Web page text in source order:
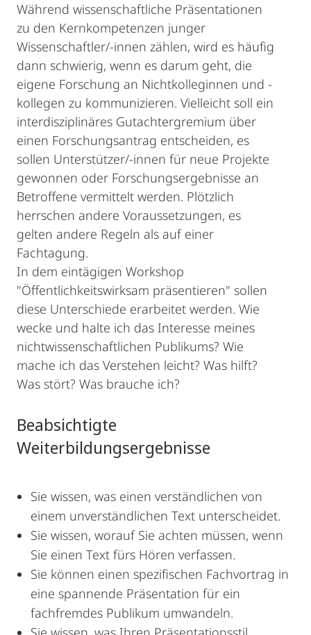
Während wissenschaftliche Präsentationen
zu den Kernkompetenzen junger
Wissenschaftler/-innen zählen, wird es häufig
dann schwierig, wenn es darum geht, die
eigene Forschung an Nichtkolleginnen und -
kollegen zu kommunizieren. Vielleicht soll ein
interdisziplinäres Gutachtergremium über
einen Forschungsantrag entscheiden, es
sollen Unterstützer/-innen für neue Projekte
gewonnen oder Forschungsergebnisse an
Betroffene vermittelt werden. Plötzlich
herrschen andere Voraussetzungen, es
gelten andere Regeln als auf einer
Fachtagung.
In dem eintägigen Workshop
"Öffentlichkeitswirksam präsentieren" sollen
diese Unterschiede erarbeitet werden. Wie
wecke und halte ich das Interesse meines
nichtwissenschaftlichen Publikums? Wie
mache ich das Verstehen leicht? Was hilft?
Was stört? Was brauche ich?
Beabsichtigte
Weiterbildungsergebnisse
Sie wissen, was einen verständlichen von
einem unverständlichen Text unterscheidet.
Sie wissen, worauf Sie achten müssen, wenn
Sie einen Text fürs Hören verfassen.
Sie können einen spezifischen Fachvortrag in
eine spannende Präsentation für ein
fachfremdes Publikum umwandeln.